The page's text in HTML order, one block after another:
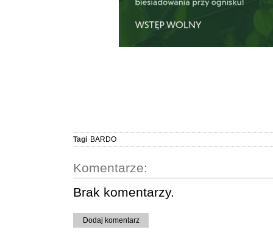
Tagi BARDO
Komentarze:
Brak komentarzy.
Dodaj komentarz